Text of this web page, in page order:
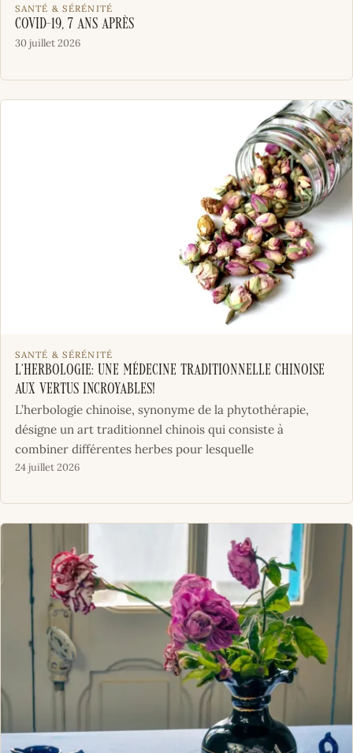
SANTÉ & SÉRÉNITÉ
COVID-19, 7 ans après
30 juillet 2026
SANTÉ & SÉRÉNITÉ
L’herbologie: une médecine traditionnelle chinoise
aux vertus incroyables!
L’herbologie chinoise, synonyme de la phytothérapie,
désigne un art traditionnel chinois qui consiste à
combiner différentes herbes pour lesquelle
24 juillet 2026